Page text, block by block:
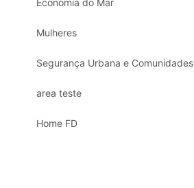
Economia do Mar
Mulheres
Segurança Urbana e Comunidades
area teste
Home FD